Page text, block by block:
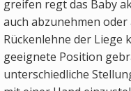
greifen regt das Baby
auch abzunehmen oder
Rückenlehne der Liege
geeignete Position
unterschiedliche